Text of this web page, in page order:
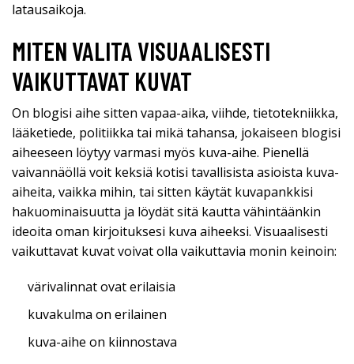
latausaikoja.
MITEN VALITA VISUAALISESTI
VAIKUTTAVAT KUVAT
On blogisi aihe sitten vapaa-aika, viihde, tietotekniikka,
lääketiede, politiikka tai mikä tahansa, jokaiseen blogisi
aiheeseen löytyy varmasi myös kuva-aihe. Pienellä
vaivannäöllä voit keksiä kotisi tavallisista asioista kuva-
aiheita, vaikka mihin, tai sitten käytät kuvapankkisi
hakuominaisuutta ja löydät sitä kautta vähintäänkin
ideoita oman kirjoituksesi kuva aiheeksi. Visuaalisesti
vaikuttavat kuvat voivat olla vaikuttavia monin keinoin:
värivalinnat ovat erilaisia
kuvakulma on erilainen
kuva-aihe on kiinnostava